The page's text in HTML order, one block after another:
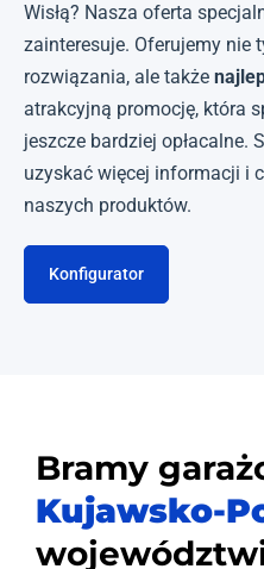
Wisłą? Nasza oferta
zainteresuje. Oferujemy nie
rozwiązania, ale także
atrakcyjną promocję, która
jeszcze bardziej opłacalne.
uzyskać więcej informacji i
naszych produktów.
Konfigurator
Bramy
Kujawsko-